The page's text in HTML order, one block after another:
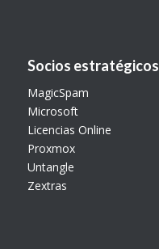
Socios estratégicos
MagicSpam
Microsoft
Licencias Online
Proxmox
Untangle
Zextras